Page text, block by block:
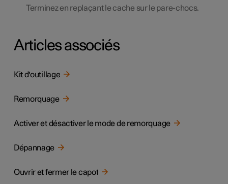
Terminez en replaçant le cache sur le pare-chocs.
Articles associés
Kit d'outillage
Remorquage
Activer et désactiver le mode de remorquage
Dépannage
Ouvrir et fermer le capot